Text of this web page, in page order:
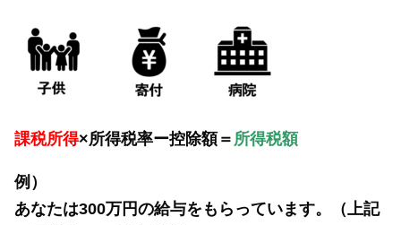
課税所得×所得税率ー控除額＝ 所得税額
例）
あなたは300万円の給与をもらっています。（上記